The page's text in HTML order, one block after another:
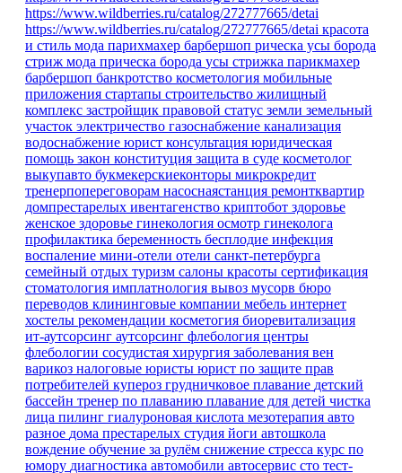
https://www.wildberries.ru/catalog/272777665/detai
https://www.wildberries.ru/catalog/272777665/detai красота
и стиль мода парихмахер барбершоп рическа усы борода
стриж мода прическа борода усы стрижка парикмахер
барбершоп банкротство косметология мобильные
приложения стартапы строительство жилищный
комплекс застройщик правовой статус земли земельный
участок электричество газоснабжение канализация
водоснабжение юрист консультация юридическая
помощь закон конституция защита в суде косметолог
выкупавто букмекерскиеконторы микрокредит
тренерпопереговорам насоснаястанция ремонтквартир
домпрестарелых ивентагенство криптобот здоровье
женское здоровье гинекология осмотр гинеколога
профилактика беременность бесплодие инфекция
воспаление мини-отели отели санкт-петербурга
семейный отдых туризм салоны красоты сертификация
стоматология имплатнология вывоз мусорв бюро
переводов клининговые компании мебель интернет
хостелы рекомендации косметогия биоревитализация
ит-аутсорсинг аутсорсинг флебология центры
флебологии сосудистая хирургия заболевания вен
варикоз налоговые юристы юрист по защите прав
потребителей купероз грудничковое плавание детский
бассейн тренер по плаванию плавание для детей чистка
лица пилинг гиалуроновая кислота мезотерапия авто
разное дома престарелых студия йоги автошкола
вождение обучение за рулём снижение стресса курс по
юмору диагностика автомобили автосервис сто тест-